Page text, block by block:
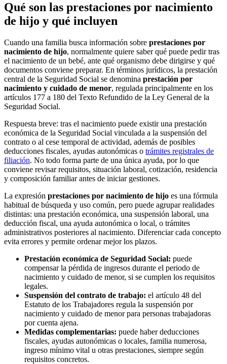
Qué son las prestaciones por nacimiento
de hijo y qué incluyen
Cuando una familia busca información sobre prestaciones por
nacimiento de hijo, normalmente quiere saber qué puede pedir tras
el nacimiento de un bebé, ante qué organismo debe dirigirse y qué
documentos conviene preparar. En términos jurídicos, la prestación
central de la Seguridad Social se denomina prestación por
nacimiento y cuidado de menor, regulada principalmente en los
artículos 177 a 180 del Texto Refundido de la Ley General de la
Seguridad Social.
Respuesta breve: tras el nacimiento puede existir una prestación
económica de la Seguridad Social vinculada a la suspensión del
contrato o al cese temporal de actividad, además de posibles
deducciones fiscales, ayudas autonómicas o trámites registrales de
filiación. No todo forma parte de una única ayuda, por lo que
conviene revisar requisitos, situación laboral, cotización, residencia
y composición familiar antes de iniciar gestiones.
La expresión prestaciones por nacimiento de hijo es una fórmula
habitual de búsqueda y uso común, pero puede agrupar realidades
distintas: una prestación económica, una suspensión laboral, una
deducción fiscal, una ayuda autonómica o local, o trámites
administrativos posteriores al nacimiento. Diferenciar cada concepto
evita errores y permite ordenar mejor los plazos.
Prestación económica de Seguridad Social: puede
compensar la pérdida de ingresos durante el periodo de
nacimiento y cuidado de menor, si se cumplen los requisitos
legales.
Suspensión del contrato de trabajo: el artículo 48 del
Estatuto de los Trabajadores regula la suspensión por
nacimiento y cuidado de menor para personas trabajadoras
por cuenta ajena.
Medidas complementarias: puede haber deducciones
fiscales, ayudas autonómicas o locales, familia numerosa,
ingreso mínimo vital u otras prestaciones, siempre según
requisitos concretos.